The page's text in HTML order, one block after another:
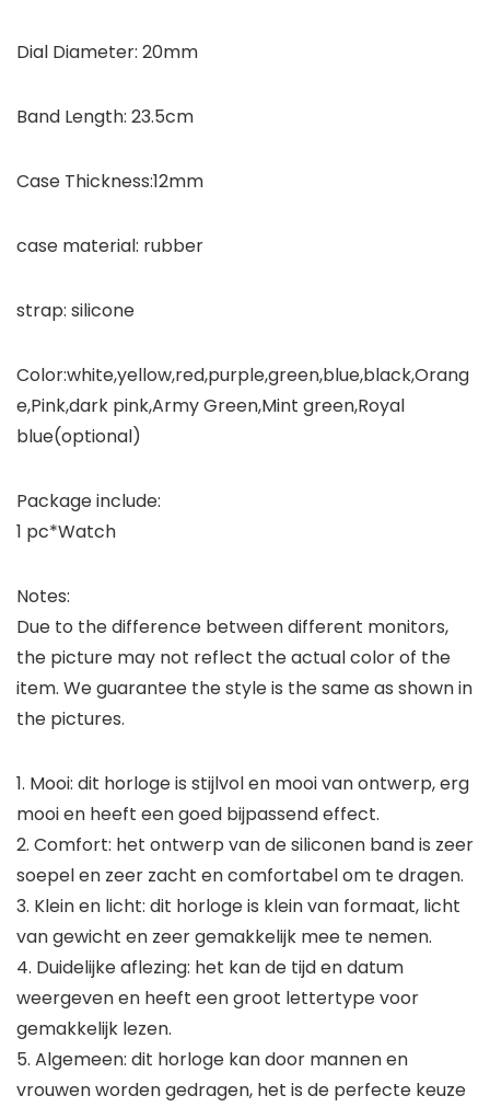
Dial Diameter: 20mm
Band Length: 23.5cm
Case Thickness:12mm
case material: rubber
strap: silicone
Color:white,yellow,red,purple,green,blue,black,Orang
e,Pink,dark pink,Army Green,Mint green,Royal
blue(optional)
Package include:
1 pc*Watch
Notes:
Due to the difference between different monitors,
the picture may not reflect the actual color of the
item. We guarantee the style is the same as shown in
the pictures.
1. Mooi: dit horloge is stijlvol en mooi van ontwerp, erg
mooi en heeft een goed bijpassend effect.
2. Comfort: het ontwerp van de siliconen band is zeer
soepel en zeer zacht en comfortabel om te dragen.
3. Klein en licht: dit horloge is klein van formaat, licht
van gewicht en zeer gemakkelijk mee te nemen.
4. Duidelijke aflezing: het kan de tijd en datum
weergeven en heeft een groot lettertype voor
gemakkelijk lezen.
5. Algemeen: dit horloge kan door mannen en
vrouwen worden gedragen, het is de perfecte keuze